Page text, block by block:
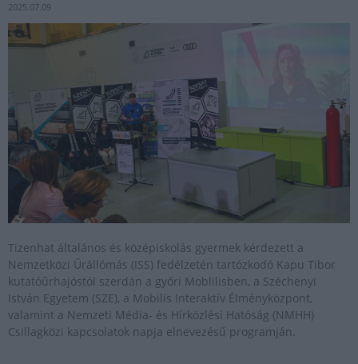
2025.07.09
Tizenhat általános és középiskolás gyermek kérdezett a
Nemzetközi Űrállómás (ISS) fedélzetén tartózkodó Kapu Tibor
kutatóűrhajóstól szerdán a győri Moblilisben, a Széchenyi
István Egyetem (SZE), a Mobilis Interaktív Élményközpont,
valamint a Nemzeti Média- és Hírközlési Hatóság (NMHH)
Csillagközi kapcsolatok napja elnevezésű programján.